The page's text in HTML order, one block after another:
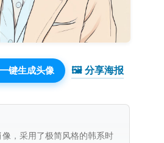
一键生成头像 🖼 分享海报️
，采用了极简风格的韩系时